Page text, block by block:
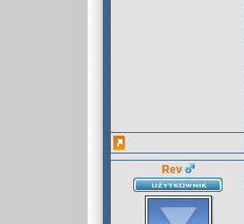
Rev